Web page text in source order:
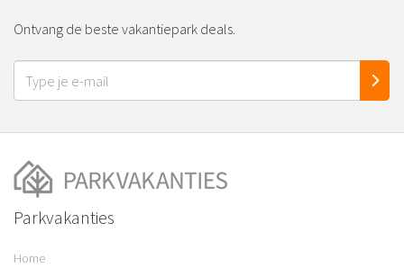
Ontvang de beste vakantiepark deals.
Parkvakanties
Home